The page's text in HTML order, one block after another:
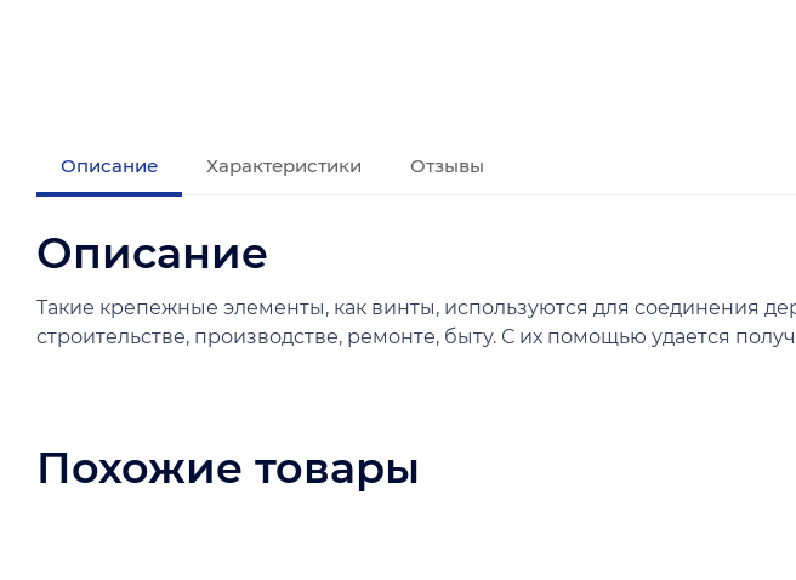
Описание Характеристики Отзывы
Описание
Такие крепежные элементы, как винты, используются для соединения
строительстве, производстве, ремонте, быту. С их помощью удается
Похожие товары